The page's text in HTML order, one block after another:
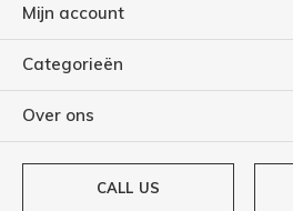
Mijn account
Categorieën
Over ons
CALL US